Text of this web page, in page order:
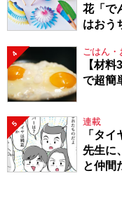
花「で
はおう
4 ごはん・
【材
で超簡
5 連載
「タ
先生に
と仲間